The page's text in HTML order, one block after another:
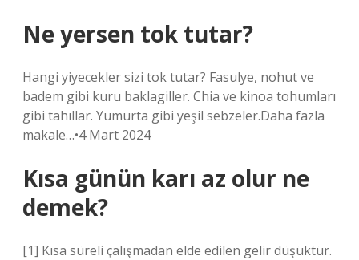
Ne yersen tok tutar?
Hangi yiyecekler sizi tok tutar? Fasulye, nohut ve
badem gibi kuru baklagiller. Chia ve kinoa tohumları
gibi tahıllar. Yumurta gibi yeşil sebzeler.Daha fazla
makale…•4 Mart 2024
Kısa günün karı az olur ne
demek?
[1] Kısa süreli çalışmadan elde edilen gelir düşüktür.